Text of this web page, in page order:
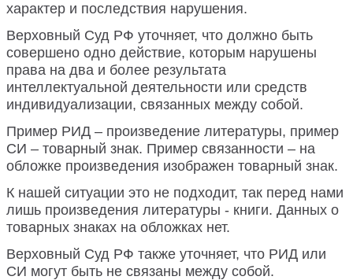
характер и последствия нарушения.
Верховный Суд РФ уточняет, что должно быть
совершено одно действие, которым нарушены
права на два и более результата
интеллектуальной деятельности или средств
индивидуализации, связанных между собой.
Пример РИД – произведение литературы, пример
СИ – товарный знак. Пример связанности – на
обложке произведения изображен товарный знак.
К нашей ситуации это не подходит, так перед нами
лишь произведения литературы - книги. Данных о
товарных знаках на обложках нет.
Верховный Суд РФ также уточняет, что РИД или
СИ могут быть не связаны между собой.